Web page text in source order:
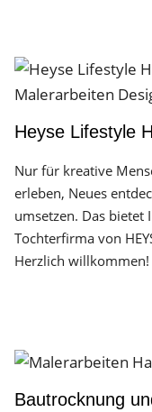
Heyse Lifestyle
Nur für kreative
erleben, Neues
umsetzen. Das bietet
Tochterfirma von
Herzlich willkommen!
Bautrocknung